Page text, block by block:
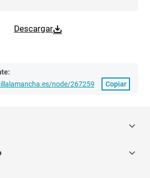
Descargar
node/267259
Copiar